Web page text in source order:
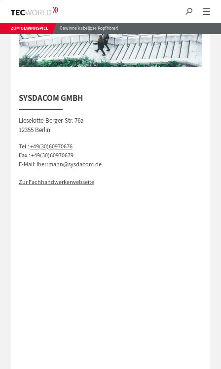
ZUM GEWINNSPIEL Gewinne kabellose Kopfhörer!
SYSDACOM GMBH
Lieselotte-Berger-Str. 76a
12355 Berlin
Tel.:+49(30)60970676
Fax.: +49(30)60970679
E-Mail: lherrmann@sysdacom.de
Zur Fachhandwerkerwebseite